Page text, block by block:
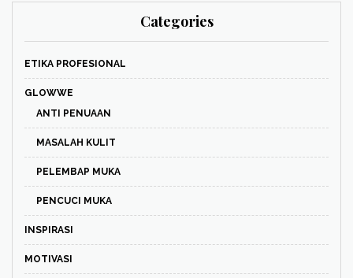
Categories
ETIKA PROFESIONAL
GLOWWE
ANTI PENUAAN
MASALAH KULIT
PELEMBAP MUKA
PENCUCI MUKA
INSPIRASI
MOTIVASI